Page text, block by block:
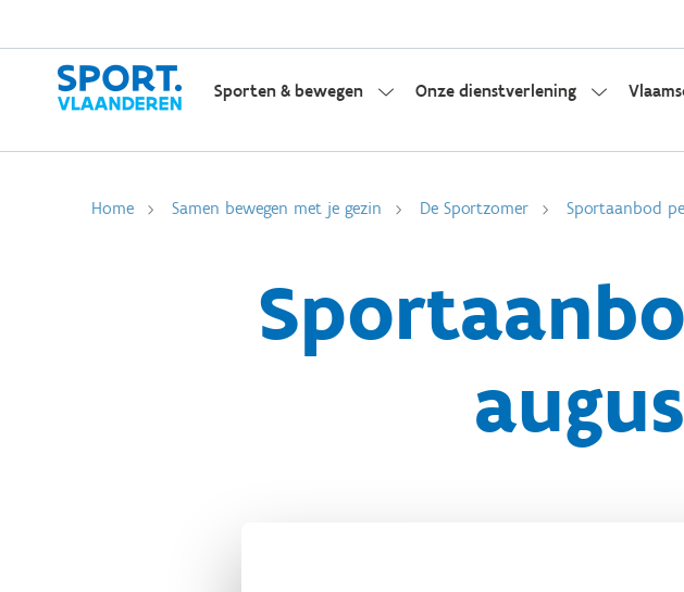
Sporten & bewegen Onze dienstverlening
Home Samen bewegen met je gezin De Sportzomer Sportaanbod